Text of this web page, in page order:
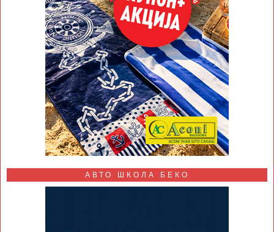
АВТО ШКОЛА БЕКО